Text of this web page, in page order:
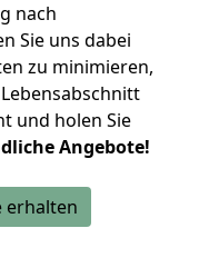
nach
Sie uns dabei
zu minimieren,
und holen Sie
Angebote!
erhalten